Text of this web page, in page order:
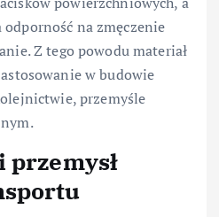
na zmęczenie
Z tego powodu materiał
w budowie
przemyśle
przemysł